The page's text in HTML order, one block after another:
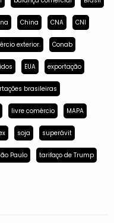
China CNA CNI
exterior. Conab
EUA exportação
brasileiras
livre comércio MAPA
soja superávit
Paulo tarifaço de Trump